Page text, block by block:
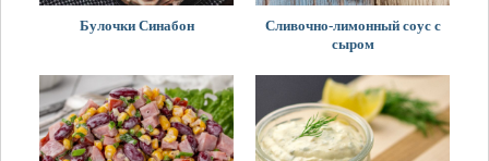
Булочки Синабон
Сливочно-лимонный соус с
сыром